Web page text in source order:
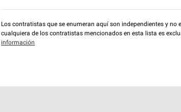
Los contratistas que se enumeran aquí son independientes y no
cualquiera de los contratistas mencionados en esta lista es
información